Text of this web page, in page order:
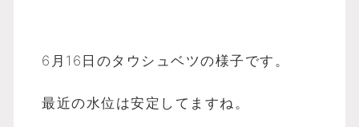
6月16日のタウシュベツの様子です。
最近の水位は安定してますね。